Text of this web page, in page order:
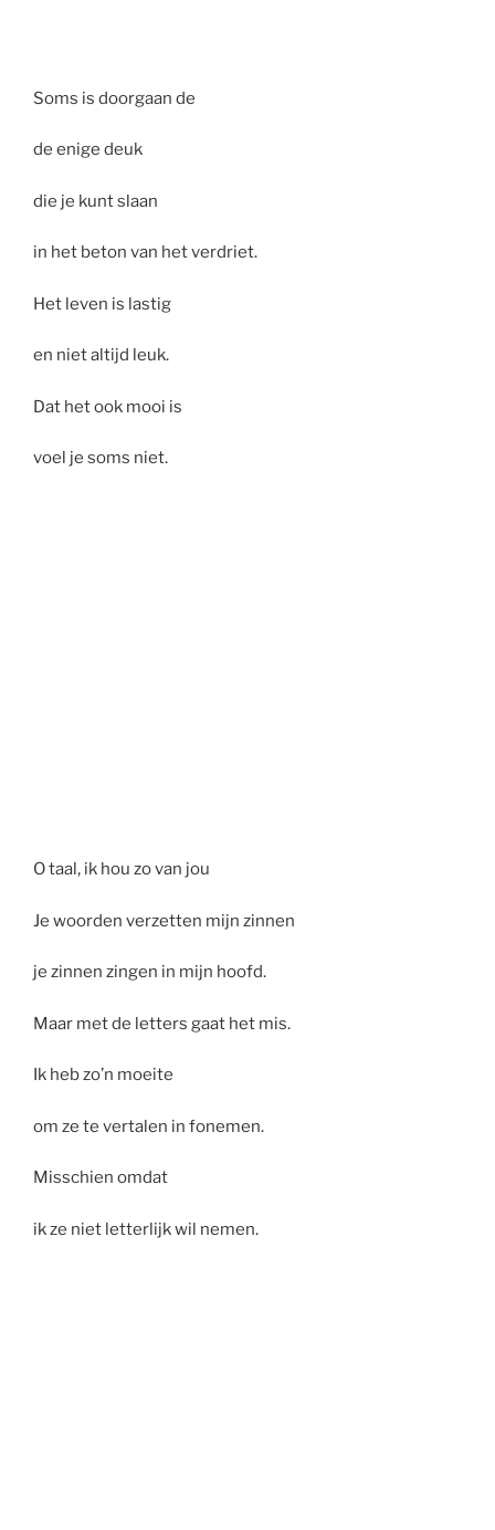
Soms is doorgaan de
de enige deuk
die je kunt slaan
in het beton van het verdriet.
Het leven is lastig
en niet altijd leuk.
Dat het ook mooi is
voel je soms niet.
O taal, ik hou zo van jou
Je woorden verzetten mijn zinnen
je zinnen zingen in mijn hoofd.
Maar met de letters gaat het mis.
Ik heb zo’n moeite
om ze te vertalen in fonemen.
Misschien omdat
ik ze niet letterlijk wil nemen.